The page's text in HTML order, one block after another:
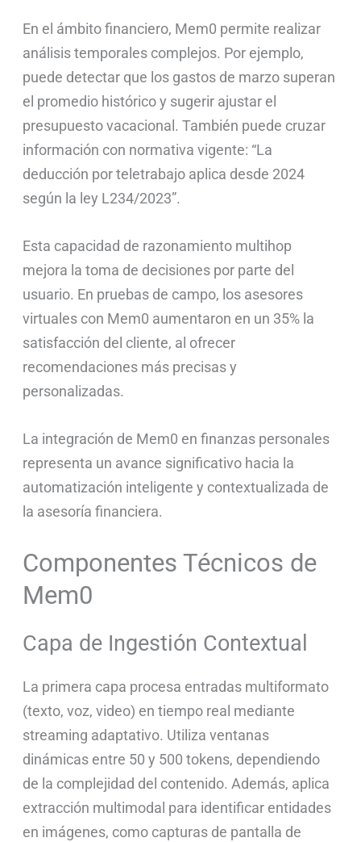
En el ámbito financiero, Mem0 permite realizar
análisis temporales complejos. Por ejemplo,
puede detectar que los gastos de marzo superan
el promedio histórico y sugerir ajustar el
presupuesto vacacional. También puede cruzar
información con normativa vigente: “La
deducción por teletrabajo aplica desde 2024
según la ley L234/2023”.
Esta capacidad de razonamiento multihop
mejora la toma de decisiones por parte del
usuario. En pruebas de campo, los asesores
virtuales con Mem0 aumentaron en un 35% la
satisfacción del cliente, al ofrecer
recomendaciones más precisas y
personalizadas.
La integración de Mem0 en finanzas personales
representa un avance significativo hacia la
automatización inteligente y contextualizada de
la asesoría financiera.
Componentes Técnicos de
Mem0
Capa de Ingestión Contextual
La primera capa procesa entradas multiformato
(texto, voz, video) en tiempo real mediante
streaming adaptativo. Utiliza ventanas
dinámicas entre 50 y 500 tokens, dependiendo
de la complejidad del contenido. Además, aplica
extracción multimodal para identificar entidades
en imágenes, como capturas de pantalla de